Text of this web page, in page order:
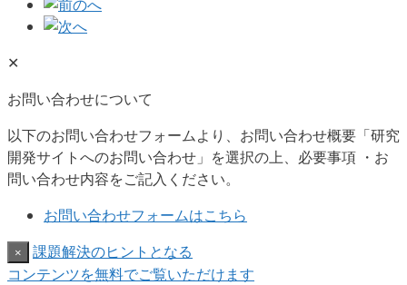
✕
お問い合わせについて
以下のお問い合わせフォームより、お問い合わせ概要「研究
開発サイトへのお問い合わせ」を選択の上、必要事項 ・お
問い合わせ内容をご記入ください。
お問い合わせフォームはこちら
×
課題解決のヒントとなる
コンテンツを無料でご覧いただけます